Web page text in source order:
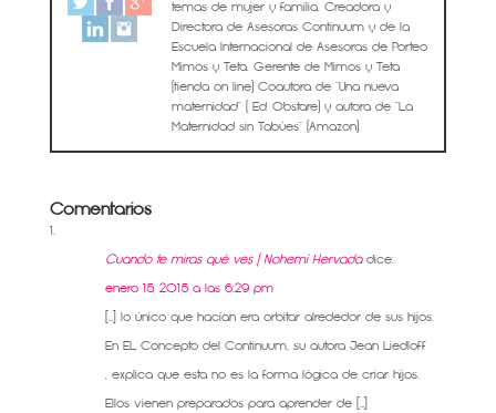
temas de mujer y familia. Creadora y
Directora de Asesoras Continuum y de la
Escuela Internacional de Asesoras de Porteo
Mimos y Teta. Gerente de Mimos y Teta
(tienda on line) Coautora de "Una nueva
maternidad" ( Ed. Obstare) y autora de "La
Maternidad sin Tabúes" (Amazon).
Comentarios
Cuando te miras qué ves | Nohemí Hervada dice:
enero 15, 2015 a las 6:29 pm
[…] lo único que hacían era orbitar alrededor de sus hijos.
En EL Concepto del Continuum, su autora Jean Liedloff
, explica que esta no es la forma lógica de criar hijos.
Ellos vienen preparados para aprender de […]